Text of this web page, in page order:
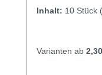
Inhalt: 10 Stück
Varianten ab